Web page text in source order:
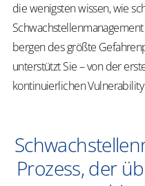
die wenigsten wissen, wie
bergen des größte
unterstützt Sie – von der
kontinuierlichen
Prozess, der